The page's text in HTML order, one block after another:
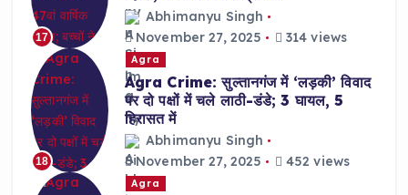
17
Abhimanyu Singh
November 27, 2025
314 views
18
Agra
Agra Crime: सुल्तानगंज में ‘लड़की’ विवाद
पर दो पक्षों में चले लाठी-डंडे; 3 घायल, 5
हिरासत में
Abhimanyu Singh
November 27, 2025
452 views
Agra